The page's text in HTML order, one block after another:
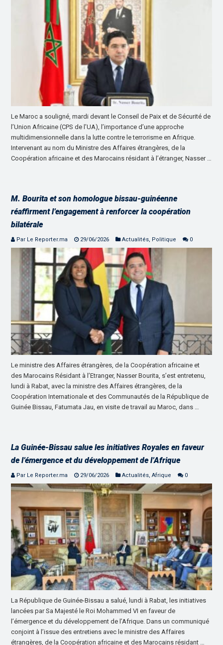
Le Maroc a souligné, mardi devant le Conseil de Paix et de Sécurité de
l’Union Africaine (CPS de l’UA), l’importance d’une approche
multidimensionnelle dans la lutte contre le terrorisme en Afrique.
Intervenant au nom du Ministre des Affaires étrangères, de la
Coopération africaine et des Marocains résidant à l’étranger, Nasser …
M. Bourita et son homologue bissau-guinéenne
réaffirment l’engagement à renforcer la coopération
bilatérale
Par Le Reporter.ma 29/06/2026 Actualités, Politique 0
Le ministre des Affaires étrangères, de la Coopération africaine et
des Marocains Résidant à l’Etranger, Nasser Bourita, s’est entretenu,
lundi à Rabat, avec la ministre des Affaires étrangères, de la
Coopération Internationale et des Communautés de la République de
Guinée Bissau, Fatumata Jau, en visite de travail au Maroc, dans …
La Guinée-Bissau salue les initiatives Royales en faveur
de l’émergence et du développement de l’Afrique
Par Le Reporter.ma 29/06/2026 Actualités ,Afrique 0
La République de Guinée-Bissau a salué, lundi à Rabat, les initiatives
lancées par Sa Majesté le Roi Mohammed VI en faveur de
l’émergence et du développement de l’Afrique. Dans un communiqué
conjoint à l’issue des entretiens avec le ministre des Affaires
étrangères, de la Coopération africaine et des Marocains résidant …